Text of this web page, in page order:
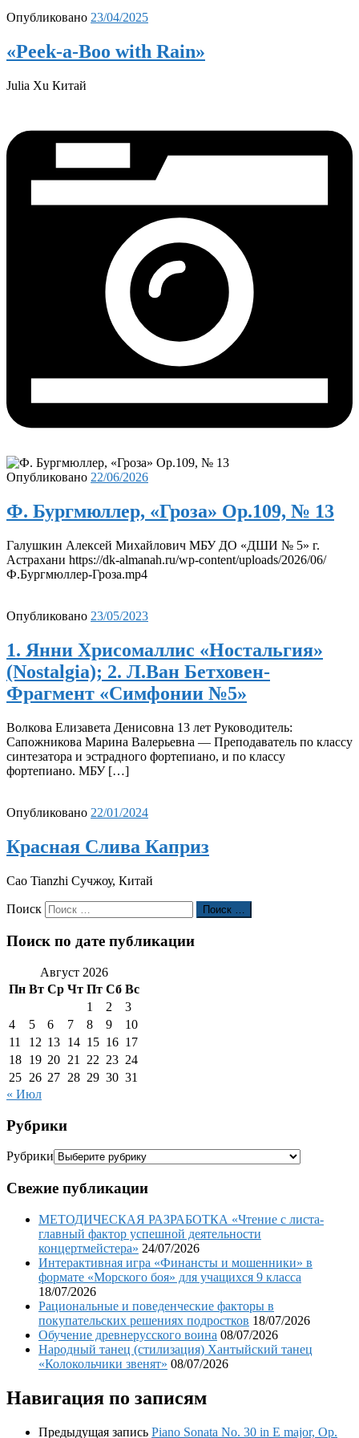
Опубликовано 23/04/2025
«Peek-a-Boo with Rain»
Julia Xu Китай
Опубликовано 22/06/2026
Ф. Бургмюллер, «Гроза» Op.109, № 13
Галушкин Алексей Михайлович МБУ ДО «ДШИ № 5» г.
Астрахани https://dk-almanah.ru/wp-content/uploads/2026/06/
Ф.Бургмюллер-Гроза.mp4
Опубликовано 23/05/2023
1. Янни Хрисомаллис «Ностальгия»
(Nostalgia); 2. Л.Ван Бетховен-
Фрагмент «Симфонии №5»
Волкова Елизавета Денисовна 13 лет Руководитель:
Сапожникова Марина Валерьевна — Преподаватель по классу
синтезатора и эстрадного фортепиано, и по классу
фортепиано. МБУ […]
Опубликовано 22/01/2024
Красная Слива Каприз
Cao Tianzhi Сучжоу, Китай
Поиск Поиск …
Поиск по дате публикации
Август 2026
Пн Вт Ср Чт Пт Сб Вс
1
2
3
4
5 6 7 8 9
10
11
12 13 14 15 16 17
18 19 20 21 22 23 24
25 26 27 28 29 30 31
« Июл
Рубрики
Рубрики
Свежие публикации
МЕТОДИЧЕСКАЯ РАЗРАБОТКА «Чтение с листа-
главный фактор успешной деятельности
концертмейстера» 24/07/2026
Интерактивная игра «Финансты и мошенники» в
формате «Морского боя» для учащихся 9 класса
18/07/2026
Рациональные и поведенческие факторы в
покупательских решениях подростков 18/07/2026
Обучение древнерусского воина 08/07/2026
Народный танец (стилизация) Хантыйский танец
«Колокольчики звенят» 08/07/2026
Навигация по записям
Предыдущая запись Piano Sonata No. 30 in E major, Op.